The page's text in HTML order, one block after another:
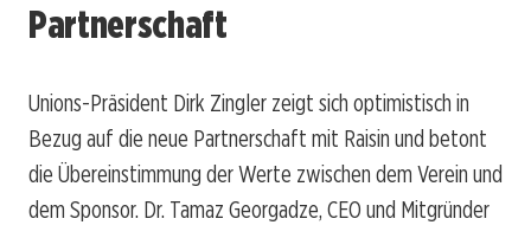
Partnerschaft
Unions-Präsident Dirk Zingler zeigt sich optimistisch in
Bezug auf die neue Partnerschaft mit Raisin und betont
die Übereinstimmung der Werte zwischen dem Verein und
dem Sponsor. Dr. Tamaz Georgadze, CEO und Mitgründer